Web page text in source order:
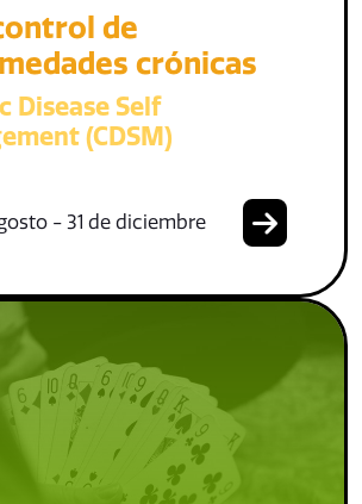
de
crónicas
Disease Self
(CDSM)
- 31 de diciembre